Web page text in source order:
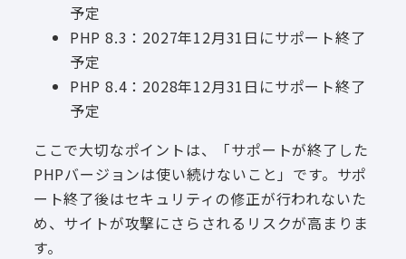
予定
PHP 8.3：2027年12月31日にサポート終了
予定
PHP 8.4：2028年12月31日にサポート終了
予定
ここで大切なポイントは、「サポートが終了した
PHPバージョンは使い続けないこと」です。サポ
ート終了後はセキュリティの修正が行われないた
め、サイトが攻撃にさらされるリスクが高まりま
す。